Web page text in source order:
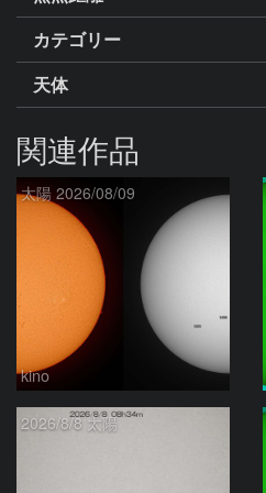
カテゴリー
天体
関連作品
太陽 2026/08/09
kino
2026/8/8 太陽